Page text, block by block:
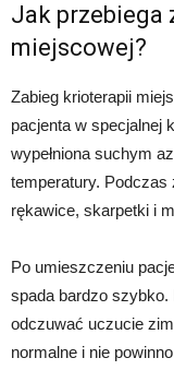
Jak przebiega
miejscowej?
Zabieg krioterapii
pacjenta w specjalnej
wypełniona suchym
temperatury. Podczas
rękawice, skarpetki i
Po umieszczeniu
spada bardzo
odczuwać uczucie
normalne i nie